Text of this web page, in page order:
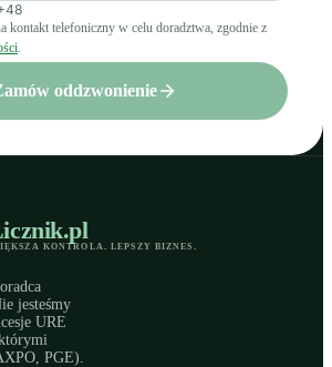
kontakt telefoniczny w celu doradztwa, zgodnie z
.
oddzwonienie
.pl
KONTROLA. LEPSZY BIZNES .
jesteśmy
URE
PGE).